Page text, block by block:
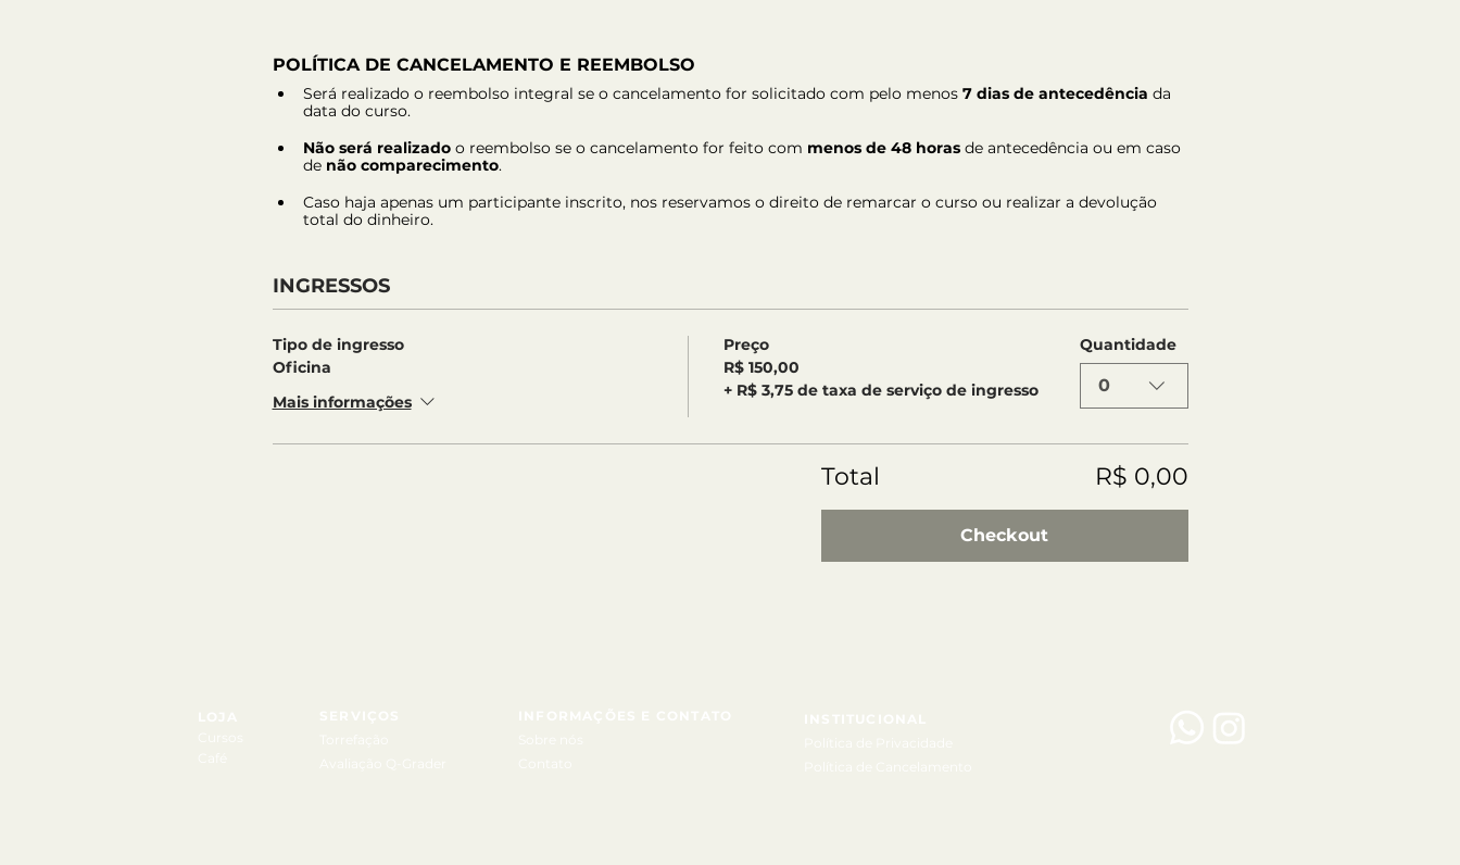
POLÍTICA DE CANCELAMENTO E REEMBOLSO
Será realizado o reembolso integral se o cancelamento for solicitado com pelo menos 7 dias de antecedência da
data do curso.
Não será realizado o reembolso se o cancelamento for feito com menos de 48 horas de antecedência ou em caso
de não comparecimento.
Caso haja apenas um participante inscrito, nos reservamos o direito de remarcar o curso ou realizar a devolução
total do dinheiro.
INGRESSOS
Tipo de ingresso
Oficina
Mais informações
Preço
R$ 150,00
+ R$ 3,75 de taxa de serviço de ingresso
Quantidade
0
Total R$ 0,00
Checkout